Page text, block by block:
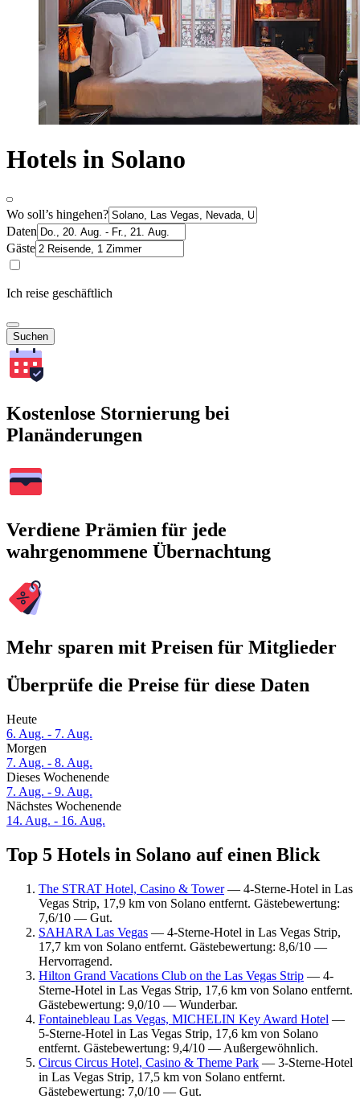
Hotels in Solano
Wo soll’s hingehen?
Daten
Gäste
Ich reise geschäftlich
Suchen
Kostenlose Stornierung bei
Planänderungen
Verdiene Prämien für jede
wahrgenommene Übernachtung
Mehr sparen mit Preisen für Mitglieder
Überprüfe die Preise für diese Daten
Heute
6. Aug. - 7. Aug.
Morgen
7. Aug. - 8. Aug.
Dieses Wochenende
7. Aug. - 9. Aug.
Nächstes Wochenende
14. Aug. - 16. Aug.
Top 5 Hotels in Solano auf einen Blick
The STRAT Hotel, Casino & Tower— 4-Sterne-Hotel in Las
Vegas Strip, 17,9 km von Solano entfernt. Gästebewertung:
7,6/10 — Gut.
SAHARA Las Vegas — 4-Sterne-Hotel in Las Vegas Strip,
17,7 km von Solano entfernt. Gästebewertung: 8,6/10 —
Hervorragend.
Hilton Grand Vacations Club on the Las Vegas Strip — 4-
Sterne-Hotel in Las Vegas Strip, 17,6 km von Solano entfernt.
Gästebewertung: 9,0/10 — Wunderbar.
Fontainebleau Las Vegas, MICHELIN Key Award Hotel —
5-Sterne-Hotel in Las Vegas Strip, 17,6 km von Solano
entfernt. Gästebewertung: 9,4/10 — Außergewöhnlich.
Circus Circus Hotel, Casino & Theme Park — 3-Sterne-Hotel
in Las Vegas Strip, 17,5 km von Solano entfernt.
Gästebewertung: 7,0/10 — Gut.